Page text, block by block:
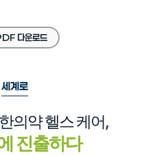
다운로드
세계로
의약 헬스 케어,
진출하다